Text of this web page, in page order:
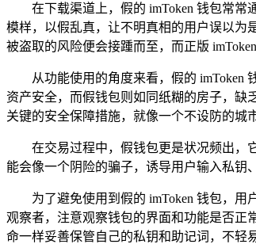
在下载渠道上，假的 imToken 钱包常
模样，以假乱真，让不明真相的用户误以为
被盗取的风险便会接踵而至，而正版
从功能使用的角度来看，假的 imToken
资产安全，而假钱包则如同纸糊的房子，缺
关键的安全保障措施，就像一个不设防的城
在交易过程中，假钱包更是状况频出，
能会像一个阴险的骗子，诱导用户输入私钥
为了避免使用到假的 imToken 钱包，
观察者，注意观察钱包的界面和功能是否正
命一样妥善保管自己的私钥和助记词，不轻